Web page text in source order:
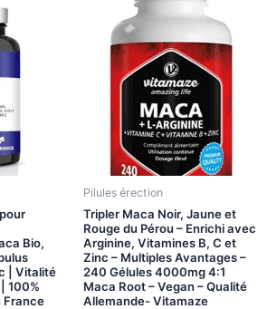
Bio,
| Vitalité
100%
France
Pilules érection
Tripler Maca Noir, Jaune et
Rouge du Pérou – Enrichi avec
Arginine, Vitamines B, C et
Zinc – Multiples Avantages –
240 Gélules 4000mg 4:1
Maca Root – Vegan – Qualité
Allemande- Vitamaze